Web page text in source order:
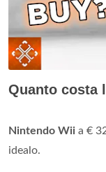
Quanto costa
Nintendo Wii a €
idealo.